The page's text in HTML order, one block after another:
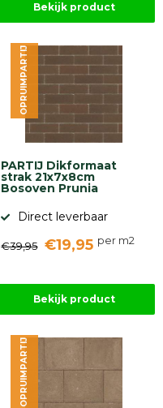
Bekijk product
PARTIJ Dikformaat
strak 21x7x8cm
Bosoven Prunia
Direct leverbaar
€39,95 €19,95 per m2
OPRUIMPARTIJ
Bekijk product
OPRUIMPARTIJ